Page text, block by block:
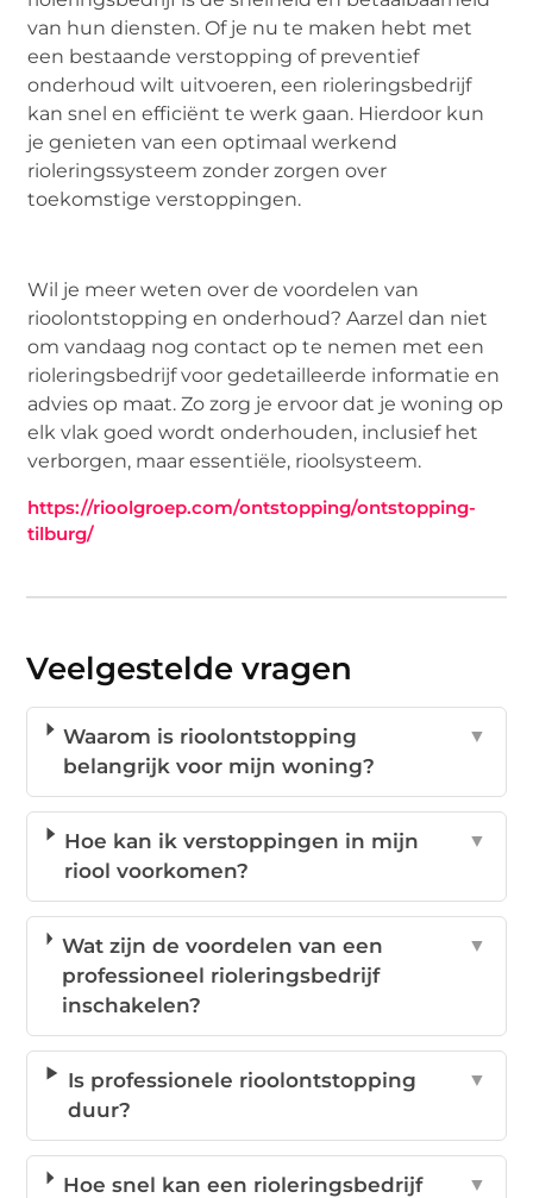
van hun diensten. Of je nu te maken hebt met
een bestaande verstopping of preventief
onderhoud wilt uitvoeren, een rioleringsbedrijf
kan snel en efficiënt te werk gaan. Hierdoor kun
je genieten van een optimaal werkend
rioleringssysteem zonder zorgen over
toekomstige verstoppingen.
Wil je meer weten over de voordelen van
rioolontstopping en onderhoud? Aarzel dan niet
om vandaag nog contact op te nemen met een
rioleringsbedrijf voor gedetailleerde informatie en
advies op maat. Zo zorg je ervoor dat je woning op
elk vlak goed wordt onderhouden, inclusief het
verborgen, maar essentiële, rioolsysteem.
https://rioolgroep.com/ontstopping/ontstopping-
tilburg/
Veelgestelde vragen
Waarom is rioolontstopping
belangrijk voor mijn woning?
▼
Hoe kan ik verstoppingen in mijn
riool voorkomen?
▼
Wat zijn de voordelen van een
professioneel rioleringsbedrijf
inschakelen?
▼
Is professionele rioolontstopping
duur?
▼
Hoe snel kan een rioleringsbedrijf ▼